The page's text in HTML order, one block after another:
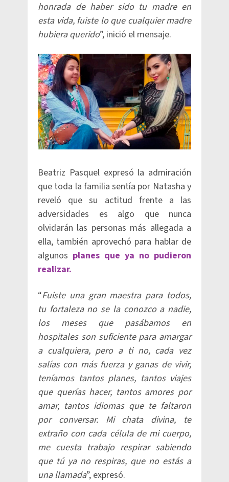
honrada de haber sido tu madre en
esta vida, fuiste lo que cualquier madre
hubiera querido”, inició el mensaje.
Beatriz Pasquel expresó la admiración
que toda la familia sentía por Natasha y
reveló que su actitud frente a las
adversidades es algo que nunca
olvidarán las personas más allegada a
ella, también aprovechó para hablar de
algunos planes que ya no pudieron
realizar.
“Fuiste una gran maestra para todos,
tu fortaleza no se la conozco a nadie,
los meses que pasábamos en
hospitales son suficiente para amargar
a cualquiera, pero a ti no, cada vez
salías con más fuerza y ganas de vivir,
teníamos tantos planes, tantos viajes
que querías hacer, tantos amores por
amar, tantos idiomas que te faltaron
por conversar. Mi chata divina, te
extraño con cada célula de mi cuerpo,
me cuesta trabajo respirar sabiendo
que tú ya no respiras, que no estás a
una llamada”, expresó.